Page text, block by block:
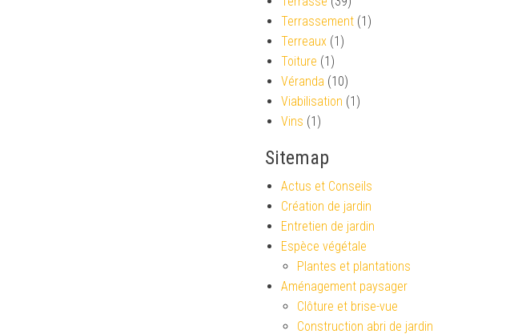
Terrassement (1)
Terreaux (1)
Toiture (1)
Véranda (10)
Viabilisation (1)
Vins (1)
Sitemap
Actus et Conseils
Création de jardin
Entretien de jardin
Espèce végétale
Plantes et plantations
Aménagement paysager
Clôture et brise-vue
Construction abri de jardin